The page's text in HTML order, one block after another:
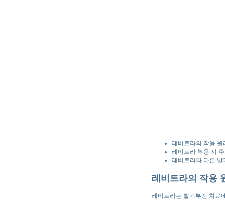
레비트라의 작용
레비트라 복용 시
레비트라와 다른
레비트라의 작용
레비트라는 발기부전 치료